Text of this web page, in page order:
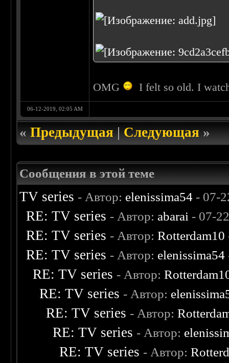
OMG I felt so old. I
06-12-2019, 02:05 AM
«Предыдущая|Следующая»
Сообщения в этой теме
TV series - Автор: elenissima54 - 07-
RE: TV series - Автор: abarai - 07-
RE: TV series - Автор:Rotterdam10
RE: TV series - Автор: elenissima54
RE: TV series - Автор:
RE: TV series - Автор:
RE: TV series - Автор:
RE: TV series - Автор:
RE: TV series - Автор: